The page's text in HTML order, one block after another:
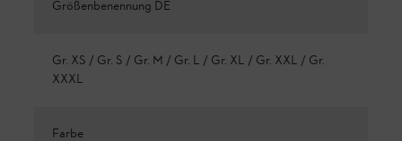
Größenbenennung DE
Gr. XS / Gr. S / Gr. M / Gr. L / Gr. XL / Gr. XXL / Gr.
XXXL
Farbe